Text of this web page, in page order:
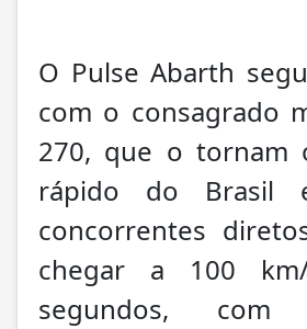
O Pulse Abarth
com o consagrado
270, que o tornam
rápido do Brasil
concorrentes
chegar a 100
segundos, com